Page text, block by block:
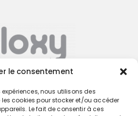
le consentement
expériences, nous utilisons des
cookies pour stocker et/ou accéder
Le fait de consentir à ces
votre cabinet